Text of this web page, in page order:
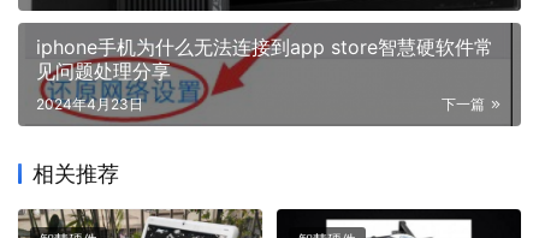
iphone手机为什么无法连接到app store智慧硬软件常
见问题处理分享
下一篇
2024年4月23日
相关推荐